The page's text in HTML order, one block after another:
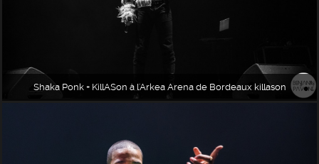
Shaka Ponk + KillASon à l'Arkea Arena de Bordeaux killason